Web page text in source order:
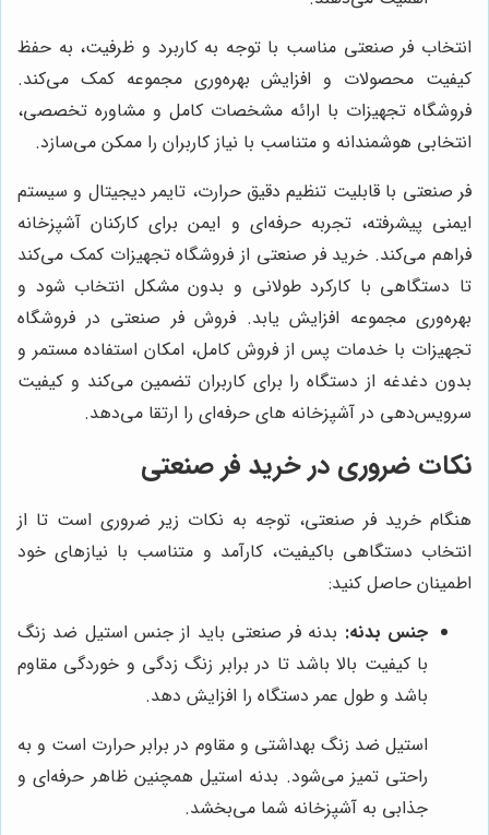
انتخاب فر صنعتی مناسب با توجه به کاربرد و ظرفیت، به حفظ
کیفیت محصولات و افزایش بهره‌وری مجموعه کمک می‌کند.
فروشگاه تجهیزات با ارائه مشخصات کامل و مشاوره تخصصی،
انتخابی هوشمندانه و متناسب با نیاز کاربران را ممکن می‌سازد.
فر صنعتی با قابلیت تنظیم دقیق حرارت، تایمر دیجیتال و سیستم
ایمنی پیشرفته، تجربه حرفه‌ای و ایمن برای کارکنان آشپزخانه
فراهم می‌کند. خرید فر صنعتی از فروشگاه تجهیزات کمک می‌کند
تا دستگاهی با کارکرد طولانی و بدون مشکل انتخاب شود و
بهره‌وری مجموعه افزایش یابد. فروش فر صنعتی در فروشگاه
تجهیزات با خدمات پس از فروش کامل، امکان استفاده مستمر و
بدون دغدغه از دستگاه را برای کاربران تضمین می‌کند و کیفیت
سرویس‌دهی در آشپزخانه های حرفه‌ای را ارتقا می‌دهد.
نکات ضروری در خرید فر صنعتی
هنگام خرید فر صنعتی، توجه به نکات زیر ضروری است تا از
انتخاب دستگاهی باکیفیت، کارآمد و متناسب با نیازهای خود
اطمینان حاصل کنید:
جنس بدنه: بدنه فر صنعتی باید از جنس استیل ضد زنگ
با کیفیت بالا باشد تا در برابر زنگ زدگی و خوردگی مقاوم
باشد و طول عمر دستگاه را افزایش دهد.
استیل ضد زنگ بهداشتی و مقاوم در برابر حرارت است و به
راحتی تمیز می‌شود. بدنه استیل همچنین ظاهر حرفه‌ای و
جذابی به آشپزخانه شما می‌بخشد.